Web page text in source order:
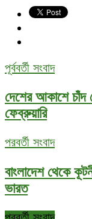
পূর্ববর্তী সংবাদ
দেশের আকাশে চাঁদ
ফেব্রুয়ারি
পরবর্তী সংবাদ
বাংলাদেশ থেকে
ভারত